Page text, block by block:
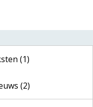
(1)
(2)